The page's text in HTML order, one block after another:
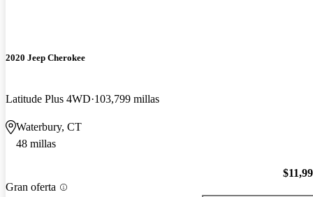
2020 Jeep Cherokee
Latitude Plus 4WD 103,799 millas
Waterbury, CT
48 millas
Gran oferta